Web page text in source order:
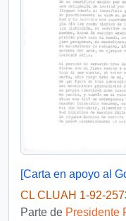
[Carta en apoyo al
CL CLUAH 1-92-
Parte de Presidente